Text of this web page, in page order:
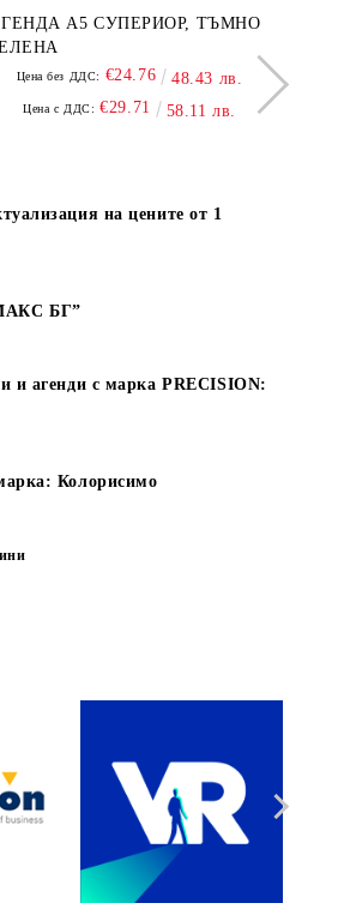
А5 СУПЕРИОР, ТЪМНО
Цена без ДДС: €24.76 48.43 лв.
Цена с ДДС: €29.71 58.11 лв.
на цените от 1
БГ”
и агенди с марка PRECISION:
Колорисимо